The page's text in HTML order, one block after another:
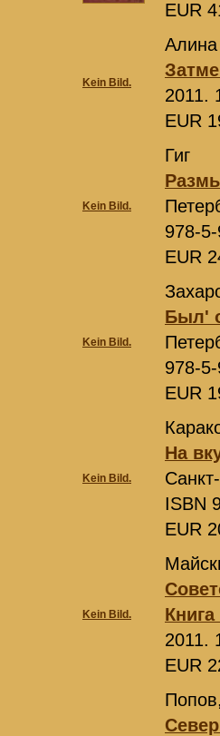
EUR
Kein Bild.
Алина
2011.
EUR
Kein Bild.
Гиг
978-
EUR
Kein Bild.
Был'
978-
EUR
Kein Bild.
На
ISBN
EUR
Kein Bild.
Книга
2011.
EUR